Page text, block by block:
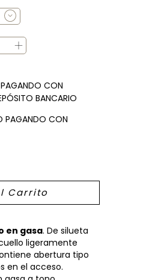
CON
BANCARIO
PAGANDO CON
en gasa. De silueta
ligeramente
abertura tipo
en el acceso.